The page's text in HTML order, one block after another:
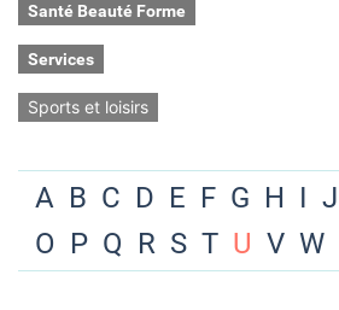
Santé Beauté Forme
Services
Sports et loisirs
A B C D E F G H I J
O P Q R S T U V W